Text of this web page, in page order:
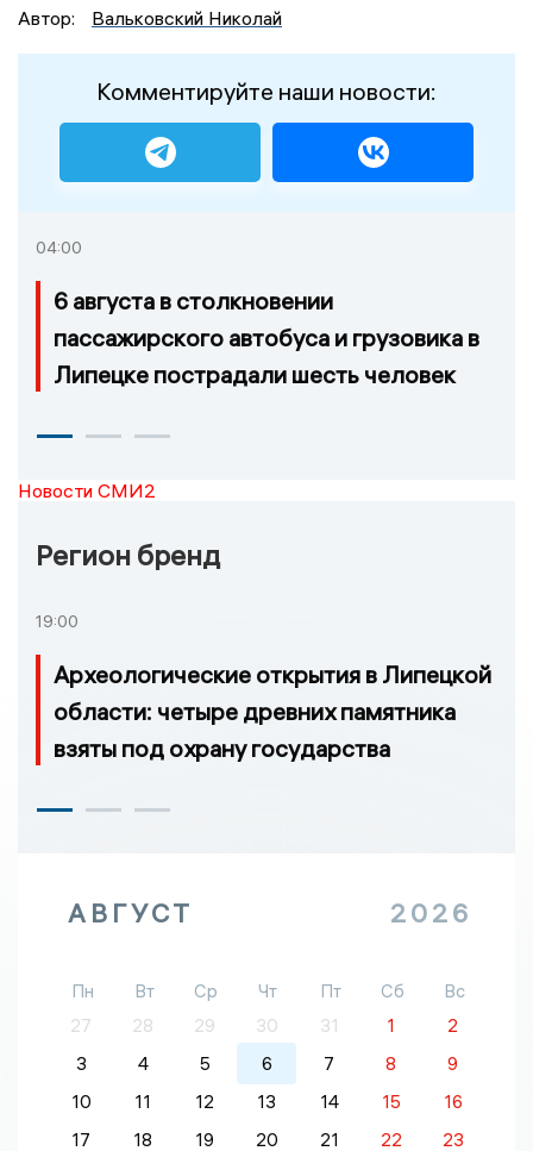
Автор: Вальковский Николай
Комментируйте наши новости:
04:00
6 августа в столкновении
пассажирского автобуса и грузовика в
Липецке пострадали шесть человек
Новости СМИ2
Регион бренд
19:00
Археологические открытия в Липецкой
области: четыре древних памятника
взяты под охрану государства
АВГУСТ 2026
Пн Вт Ср Чт Пт Сб
Вс
27
28 29 30 31 1
2
3
4 5 6 7 8
9
10
11 12 13 14 15
16
17
18 19 20 21 22 23